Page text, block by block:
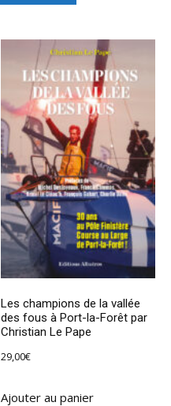
Les champions de la vallée
des fous à Port-la-Forêt par
Christian Le Pape
29,00€
Ajouter au panier